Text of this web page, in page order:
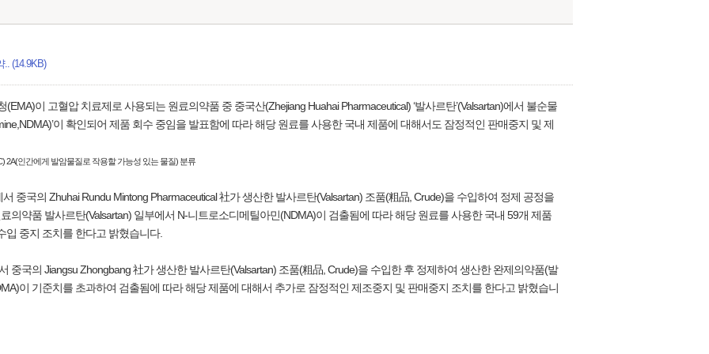
(14.9KB)
이 고혈압 치료제로 사용되는 원료의약품 중 중국산(Zhejiang Huahai Pharmaceutical) ‘발사르탄’(Valsartan)에서 불순물
이 확인되어 제품 회수 중임을 발표함에 따라 해당 원료를 사용한 국내 제품에 대해서도 잠정적인 판매중지 및 제
2A(인간에게 발암물질로 작용할 가능성 있는 물질) 분류
중국의 Zhuhai Rundu Mintong Pharmaceutical 社가 생산한 발사르탄(Valsartan) 조품(粗品, Crude)을 수입하여 정제 공정을
의약품 발사르탄(Valsartan) 일부에서 N-니트로소디메틸아민(NDMA)이 검출됨에 따라 해당 원료를 사용한 국내 59개 제품
입 중지 조치를 한다고 밝혔습니다.
중국의 Jiangsu Zhongbang 社가 생산한 발사르탄(Valsartan) 조품(粗品, Crude)을 수입한 후 정제하여 생산한 완제의약품(발
이 기준치를 초과하여 검출됨에 따라 해당 제품에 대해서 추가로 잠정적인 제조중지 및 판매중지 조치를 한다고 밝혔습니